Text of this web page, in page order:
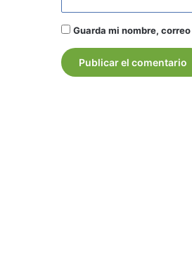
Guarda mi nombre,